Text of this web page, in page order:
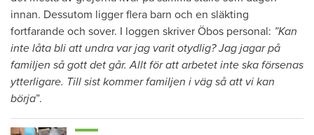
innan. Dessutom ligger flera barn och en släkting
fortfarande och sover. I loggen skriver Öbos personal: ”Kan
inte låta bli att undra var jag varit otydlig? Jag jagar på
familjen så gott det går. Allt för att arbetet inte ska försenas
ytterligare. Till sist kommer familjen i väg så att vi kan
börja”.